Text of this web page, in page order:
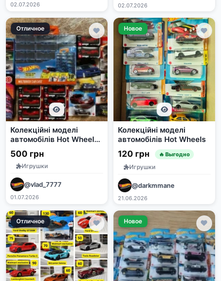
02.07.2026 02.07.2026
Отличное
Колекційні моделі
автомобілів Hot Wheels,
Matchbox, Bburago
500 грн
Игрушки
@vlad_7777
01.07.2026
Новое
Колекційні моделі
автомобілів Hot Wheels
120 грн 🔥 Выгодно
Игрушки
@darkmmane
21.06.2026
Отличное Новое